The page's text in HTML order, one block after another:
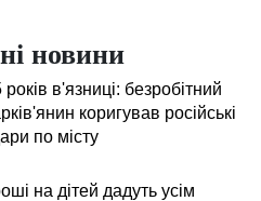
новини
років в'язниці: безробітний
коригував російські
по місту
на дітей дадуть усім